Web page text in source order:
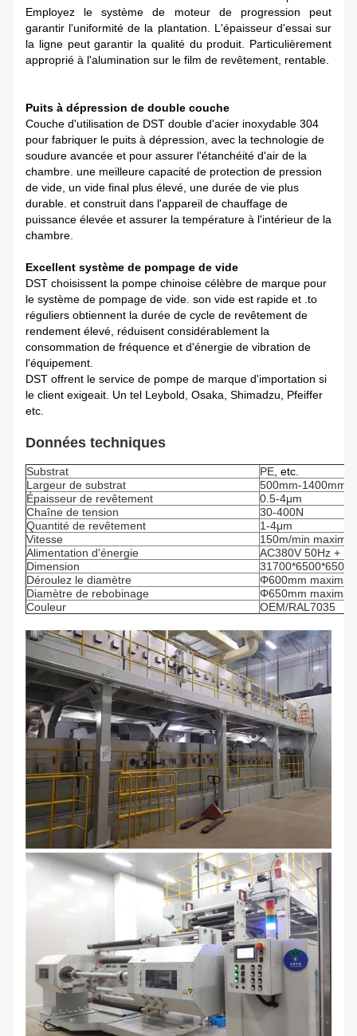
Employez le système de moteur de progression peut
garantir l'uniformité de la plantation. L'épaisseur d'essai sur
la ligne peut garantir la qualité du produit. Particulièrement
approprié à l'alumination sur le film de revêtement, rentable.
Puits à dépression de double couche
Couche d'utilisation de DST double d'acier inoxydable 304
pour fabriquer le puits à dépression, avec la technologie de
soudure avancée et pour assurer l'étanchéité d'air de la
chambre. une meilleure capacité de protection de pression
de vide, un vide final plus élevé, une durée de vie plus
durable. et construit dans l'appareil de chauffage de
puissance élevée et assurer la température à l'intérieur de la
chambre.
Excellent système de pompage de vide
DST choisissent la pompe chinoise célèbre de marque pour
le système de pompage de vide. son vide est rapide et .to
réguliers obtiennent la durée de cycle de revêtement de
rendement élevé, réduisent considérablement la
consommation de fréquence et d'énergie de vibration de
l'équipement.
DST offrent le service de pompe de marque d'importation si
le client exigeait. Un tel Leybold, Osaka, Shimadzu, Pfeiffer
etc.
Données techniques
Substrat PE, etc.
Largeur de substrat
500mm-1400mm
Épaisseur de revêtement
0.5-4μm
Chaîne de tension
30-400N
Quantité de revêtement
1-4μm
Vitesse
150m/min maximal
Alimentation d'énergie
AC380V 50Hz + PE
Dimension
Déroulez le diamètre
Φ600mm maximal
Diamètre de rebobinage
Φ650mm maximal
Couleur
OEM/RAL7035